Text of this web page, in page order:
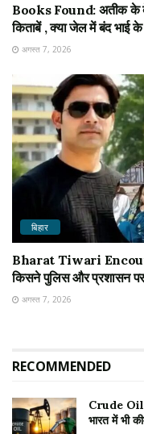
Books Found: अतीक के
किताबें , क्या जेल में बंद भाई के
अगस्त 7, 2026
बिहार
Bharat Tiwari
किसने पुलिस और प्रशासन पर
अगस्त 7, 2026
RECOMMENDED
Crude Oil
भारत में भी